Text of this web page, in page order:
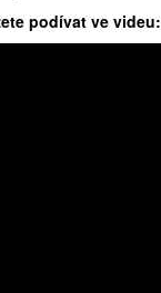
podívat ve videu: